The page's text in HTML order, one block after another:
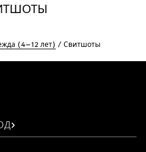
(4–12 лет) Свитшоты